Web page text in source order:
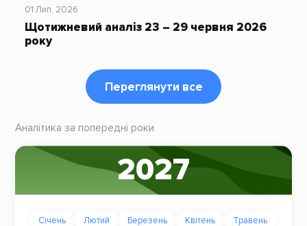
01 Лип, 2026
Щотижневий аналіз 23 – 29 червня 2026
року
Переглянути все
Аналітика за попередні роки
2027
Січень Лютий Березень Квітень Травень